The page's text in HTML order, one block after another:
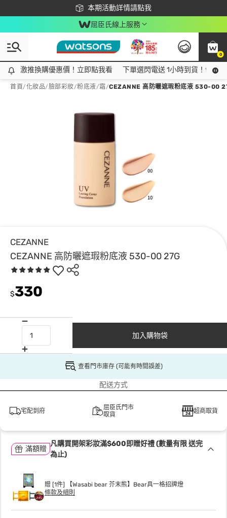
本期活動詳情請點我
下載app最高回饋$350
屈臣氏線上服務
0
激推換購優惠價！立即點我看
激推換購優惠價！立即點我看 下單選閃電送 1小時到貨！領神
首頁/化妝品/臉部彩妝/粉底液/霜/CEZANNE 高防曬遮瑕粉底液 530-00
CEZANNE
CEZANNE 高防曬遮瑕粉底液 530-00 27G
$330
加入購物袋
查看門市庫存 (可能有時間誤差)
配送方式
宅配到府
屈臣氏門市
取貨
超商取貨
滿額贈
凡購買開架彩妝滿$600即贈好禮 (數量有限 送完
為止)
贈 [1件] 【Wasabi bear 芥末熊】Bear具一格招牌燈
條款及細則